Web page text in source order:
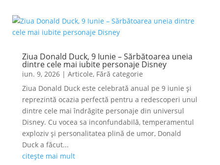
Ziua Donald Duck, 9 Iunie – Sărbătoarea uneia
dintre cele mai iubite personaje Disney
iun. 9, 2026| Articole, Fără categorie
Ziua Donald Duck este celebrată anual pe 9 iunie și
reprezintă ocazia perfectă pentru a redescoperi unul
dintre cele mai îndrăgite personaje din universul
Disney. Cu vocea sa inconfundabilă, temperamentul
exploziv și personalitatea plină de umor, Donald
Duck a făcut...
citește mai mult